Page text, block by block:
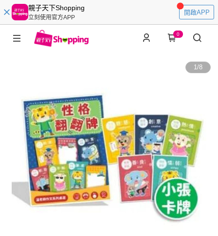
親子天下Shopping
立刻使用官方APP
開啟APP
0
1/8